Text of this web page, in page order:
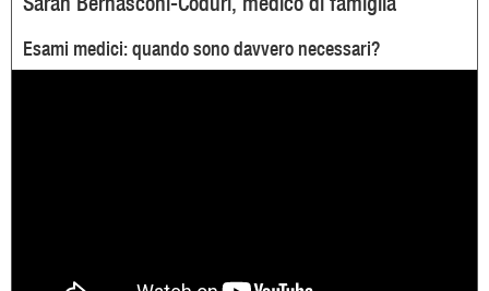
Esami medici: quando sono davvero necessari?